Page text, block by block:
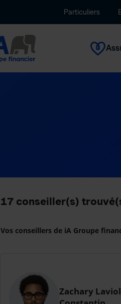
Particuliers
17 conseiller(s)
Vos conseillers de iA Groupe
Zachary